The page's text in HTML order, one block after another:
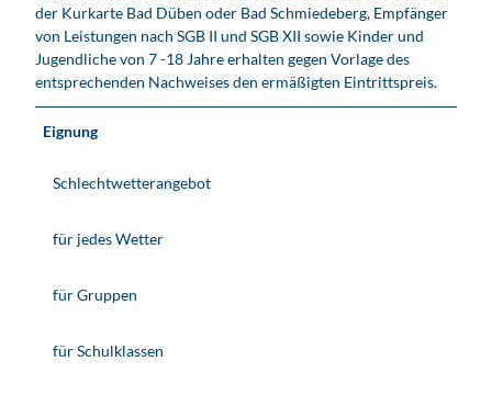
der Kurkarte Bad Düben oder Bad Schmiedeberg, Empfänger
von Leistungen nach SGB II und SGB XII sowie Kinder und
Jugendliche von 7 -18 Jahre erhalten gegen Vorlage des
entsprechenden Nachweises den ermäßigten Eintrittspreis.
Eignung
Schlechtwetterangebot
für jedes Wetter
für Gruppen
für Schulklassen